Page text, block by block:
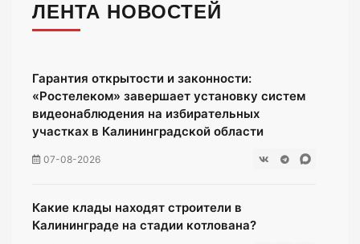
ЛЕНТА НОВОСТЕЙ
Гарантия открытости и законности:
«Ростелеком» завершает установку систем
видеонаблюдения на избирательных
участках в Калининградской области
07-08-2026
Какие клады находят строители в
Калининграде на стадии котлована?